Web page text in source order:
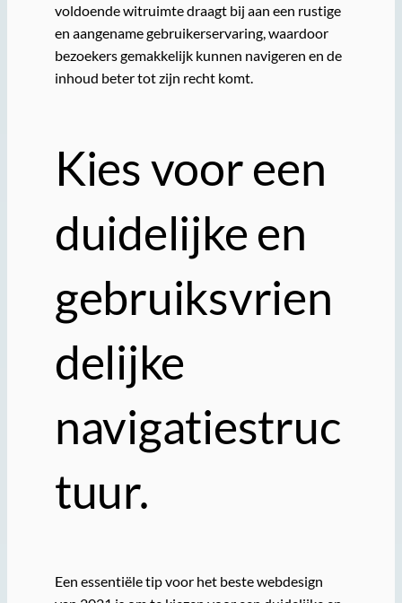
voldoende witruimte draagt bij aan een rustige
en aangename gebruikerservaring, waardoor
bezoekers gemakkelijk kunnen navigeren en de
inhoud beter tot zijn recht komt.
Kies voor een
duidelijke en
gebruiksvrien
delijke
navigatiestruc
tuur.
Een essentiële tip voor het beste webdesign